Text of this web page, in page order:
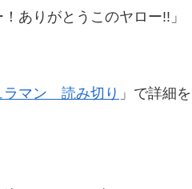
ありがとうこのヤロー!!」
ラマン 読み切り 」で詳細を